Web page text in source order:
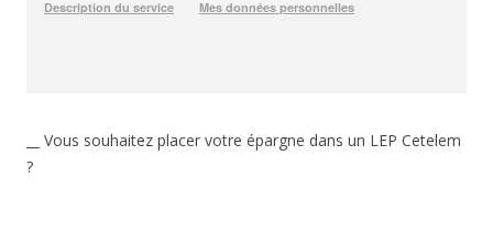
__ Vous souhaitez placer votre épargne dans un LEP Cetelem
?